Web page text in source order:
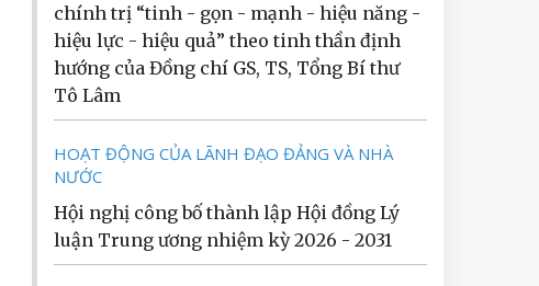
chính trị “tinh - gọn - mạnh - hiệu năng -
hiệu lực - hiệu quả” theo tinh thần định
hướng của Đồng chí GS, TS, Tổng Bí thư
Tô Lâm
HOẠT ĐỘNG CỦA LÃNH ĐẠO ĐẢNG VÀ NHÀ
NƯỚC
Hội nghị công bố thành lập Hội đồng Lý
luận Trung ương nhiệm kỳ 2026 - 2031